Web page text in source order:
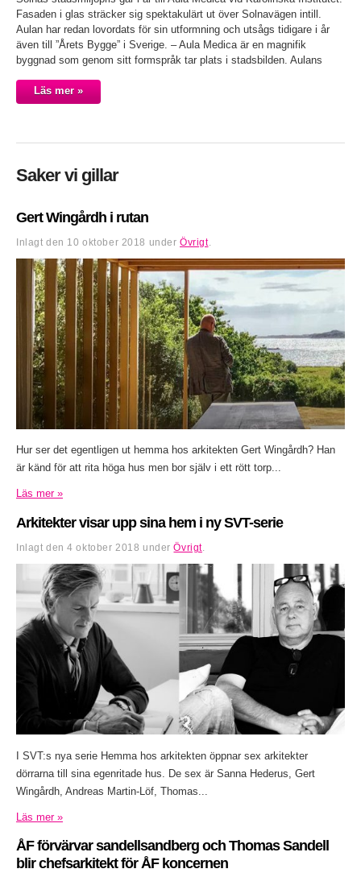
Fasaden i glas sträcker sig spektakulärt ut över Solnavägen intill.
Aulan har redan lovordats för sin utformning och utsågs tidigare i år
även till ”Årets Bygge” i Sverige. – Aula Medica är en magnifik
byggnad som genom sitt formspråk tar plats i stadsbilden. Aulans
Läs mer »
Saker vi gillar
Gert Wingårdh i rutan
Inlagt den 10 oktober 2018 underÖvrigt.
Hur ser det egentligen ut hemma hos arkitekten Gert Wingårdh? Han
är känd för att rita höga hus men bor själv i ett rött torp...
Läs mer »
Arkitekter visar upp sina hem i ny SVT-serie
Inlagt den4 oktober 2018 underÖvrigt.
I SVT:s nya serie Hemma hos arkitekten öppnar sex arkitekter
dörrarna till sina egenritade hus. De sex är Sanna Hederus, Gert
Wingårdh, Andreas Martin-Löf, Thomas...
Läs mer »
ÅF förvärvar sandellsandberg och Thomas Sandell
blir chefsarkitekt för ÅF koncernen